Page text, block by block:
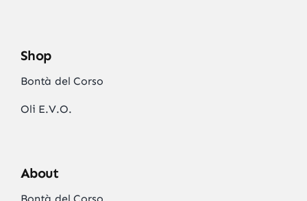
Shop
Bontà del Corso
Oli E.V.O.
About